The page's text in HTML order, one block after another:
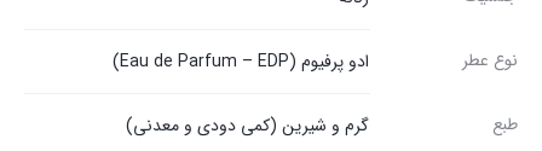
نوع عطر ادو پرفیوم (Eau de Parfum – EDP)
طبع گرم و شیرین (کمی دودی و معدنی)